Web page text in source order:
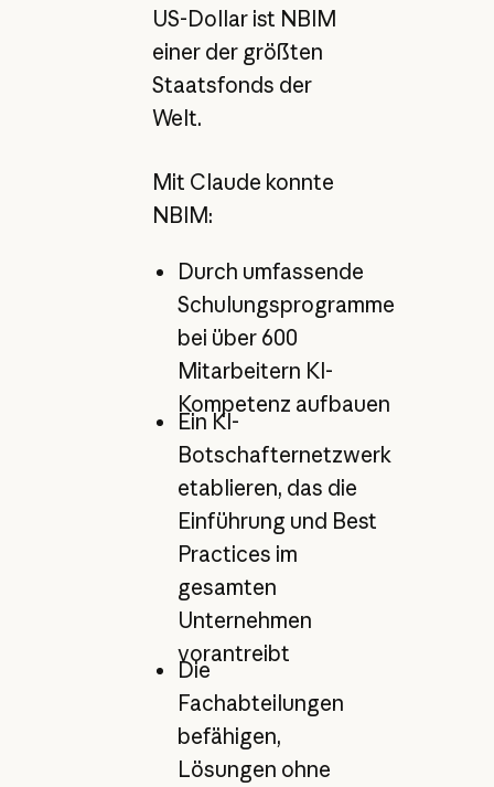
US-Dollar ist NBIM
einer der größten
Staatsfonds der
Welt.
Mit Claude konnte
NBIM:
Durch umfassende
Schulungsprogramme
bei über 600
Mitarbeitern KI-
Kompetenz aufbauen
Ein KI-
Botschafternetzwerk
etablieren, das die
Einführung und Best
Practices im
gesamten
Unternehmen
vorantreibt
Die
Fachabteilungen
befähigen,
Lösungen ohne